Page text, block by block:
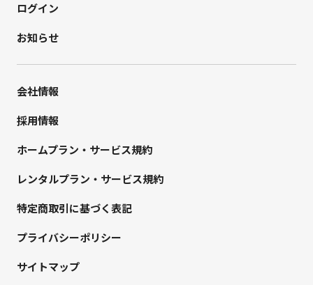
ログイン
お知らせ
会社情報
採用情報
ホームプラン・サービス規約
レンタルプラン・サービス規約
特定商取引に基づく表記
プライバシーポリシー
サイトマップ